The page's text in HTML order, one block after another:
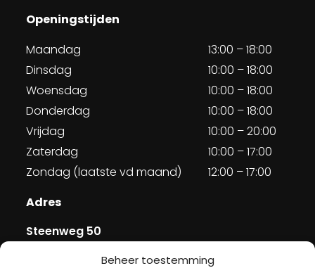
Beheer toestemming
Openingstijden
Maandag
13:00 – 18:00
Dinsdag
10:00 – 18:00
Woensdag
10:00 – 18:00
Donderdag
10:00 – 18:00
Vrijdag
10:00 – 20:00
Zaterdag
10:00 – 17:00
Zondag (laatste vd maand)
12:00 – 17:00
Adres
Steenweg 50